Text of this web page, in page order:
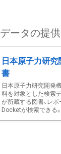
データの提
日本原子力研
書
日本原子力研究開発
料を対象とした検索
が所蔵する図書、レポ
Docketが検索できる。